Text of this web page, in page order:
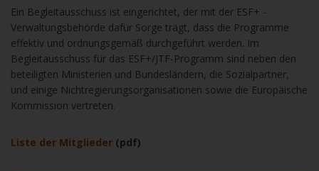
Ein Begleitausschuss ist eingerichtet, der mit der ESF+ -
Verwaltungsbehörde dafür Sorge trägt, dass die Programme
effektiv und ordnungsgemäß durchgeführt werden. Im
Begleitausschuss für das ESF+/JTF-Programm sind neben den
beteiligten Ministerien und Bundesländern, die Sozialpartner,
und einige Nichtregierungsorganisationen sowie die Europäische
Kommission vertreten.
Liste der Mitglieder (pdf)